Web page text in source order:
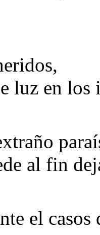
luz en
al fin
el casos